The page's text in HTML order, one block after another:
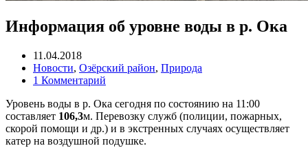
Информация об уровне воды в р. Ока
11.04.2018
Новости, Озёрский район, Природа
1 Комментарий
Уровень воды в р. Ока сегодня по состоянию на 11:00
составляет 106,3м. Перевозку служб (полиции, пожарных,
скорой помощи и др.) и в экстренных случаях осуществляет
катер на воздушной подушке.